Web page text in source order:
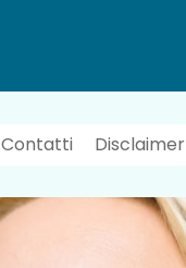
Contatti Disclaimer